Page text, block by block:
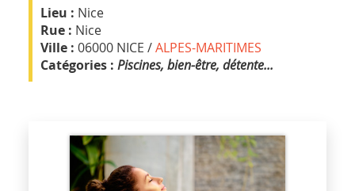
Lieu : Nice
Rue : Nice
Ville : 06000 NICE /ALPES-MARITIMES
Catégories : Piscines, bien-être, détente...